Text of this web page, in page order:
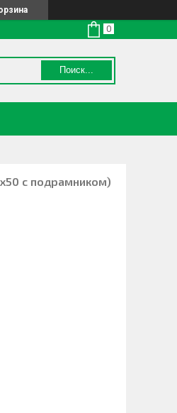
Поиск...
с подрамником)